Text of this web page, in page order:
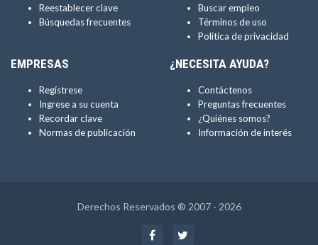
Reestablecer clave
Búsquedas frecuentes
Buscar empleo
Términos de uso
Política de privacidad
EMPRESAS
Regístrese
Ingrese a su cuenta
Recordar clave
Normas de publicación
¿NECESITA AYUDA?
Contáctenos
Preguntas frecuentes
¿Quiénes somos?
Información de interés
Derechos Reservados ® 2007 - 2026
Facebook